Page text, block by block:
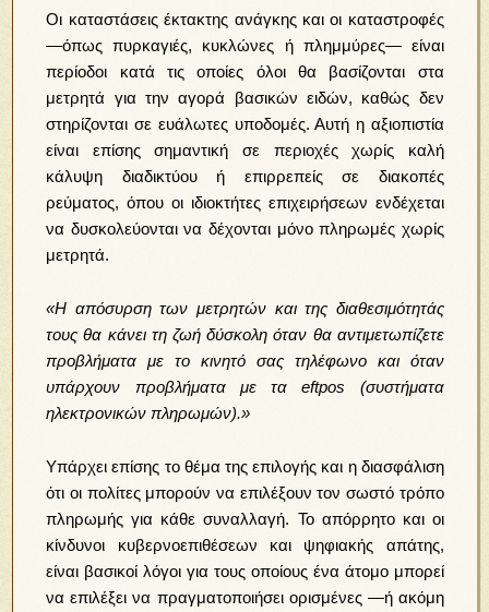
Οι καταστάσεις έκτακτης ανάγκης και οι καταστροφές
—όπως πυρκαγιές, κυκλώνες ή πλημμύρες— είναι
περίοδοι κατά τις οποίες όλοι θα βασίζονται στα
μετρητά για την αγορά βασικών ειδών, καθώς δεν
στηρίζονται σε ευάλωτες υποδομές. Αυτή η αξιοπιστία
είναι επίσης σημαντική σε περιοχές χωρίς καλή
κάλυψη διαδικτύου ή επιρρεπείς σε διακοπές
ρεύματος, όπου οι ιδιοκτήτες επιχειρήσεων ενδέχεται
να δυσκολεύονται να δέχονται μόνο πληρωμές χωρίς
μετρητά.
«Η απόσυρση των μετρητών και της διαθεσιμότητάς
τους θα κάνει τη ζωή δύσκολη όταν θα αντιμετωπίζετε
προβλήματα με το κινητό σας τηλέφωνο και όταν
υπάρχουν προβλήματα με τα eftpos (συστήματα
ηλεκτρονικών πληρωμών).»
Υπάρχει επίσης το θέμα της επιλογής και η διασφάλιση
ότι οι πολίτες μπορούν να επιλέξουν τον σωστό τρόπο
πληρωμής για κάθε συναλλαγή. Το απόρρητο και οι
κίνδυνοι κυβερνοεπιθέσεων και ψηφιακής απάτης,
είναι βασικοί λόγοι για τους οποίους ένα άτομο μπορεί
να επιλέξει να πραγματοποιήσει ορισμένες —ή ακόμη